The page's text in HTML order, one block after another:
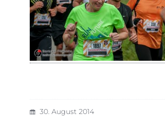
30. August 2014